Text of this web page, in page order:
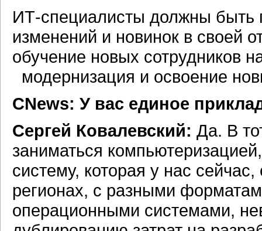
ИТ-специалисты должны быть
изменений и новинок в своей
обучение новых сотрудников
модернизация и освоение
CNews: У вас единое
Сергей Ковалевский: Да. В
заниматься
систему, которая у нас
регионах, с разными
операционными системами,